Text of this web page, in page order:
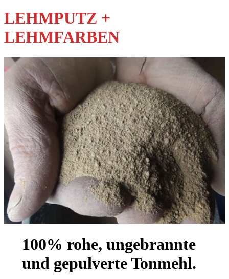
LEHMPUTZ +
LEHMFARBEN
100% rohe, ungebrannte
und gepulverte Tonmehl.